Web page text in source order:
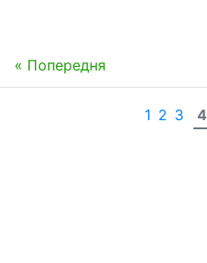
« Попередня
1 2 3 4